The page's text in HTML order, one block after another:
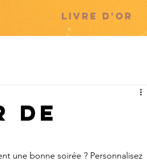
LIVRE D'OR
de
une bonne soirée ? Personnalisez